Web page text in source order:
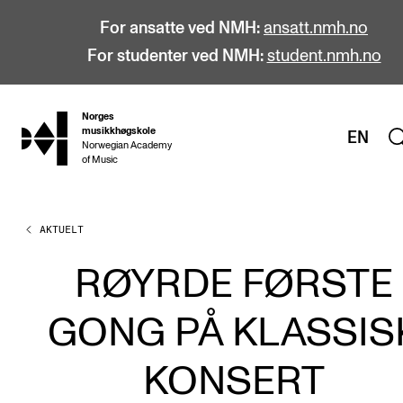
For ansatte ved NMH: ansatt.nmh.no
For studenter ved NMH: student.nmh.no
hjem
Norges
musikkhøgskole
Norwegian Academy
of Music
EN
STUDIER
Alle studier
Bachelor
Master
Årsstudium og videreutdanning
AKTUELT
RØYRDE FØRSTE
GONG PÅ
KONSERT